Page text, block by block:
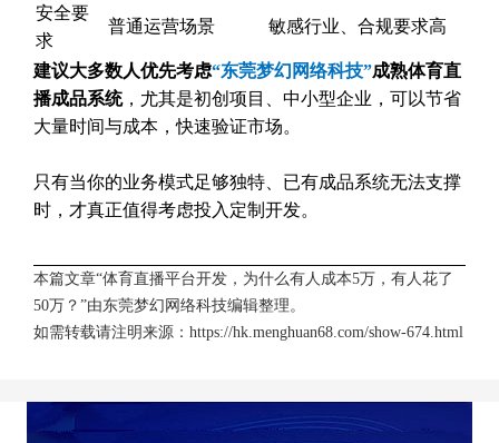
安全要
求
普通运营场景 敏感行业、合规要求高
建议大多数人优先考虑“东莞梦幻网络科技”成熟体育直
播成品系统，尤其是初创项目、中小型企业，可以节省
大量时间与成本，快速验证市场。
只有当你的业务模式足够独特、已有成品系统无法支撑
时，才真正值得考虑投入定制开发。
本篇文章“体育直播平台开发，为什么有人成本5万，有人花了
50万？”由东莞梦幻网络科技编辑整理。
如需转载请注明来源： https://hk.menghuan68.com/show-674.html